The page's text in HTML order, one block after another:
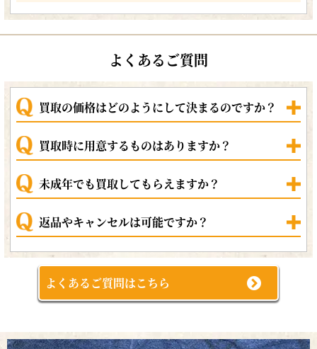
よくあるご質問
買取の価格はどのようにして決まるのですか？
買取時に用意するものはありますか？
未成年でも買取してもらえますか？
返品やキャンセルは可能ですか？
よくあるご質問はこちら